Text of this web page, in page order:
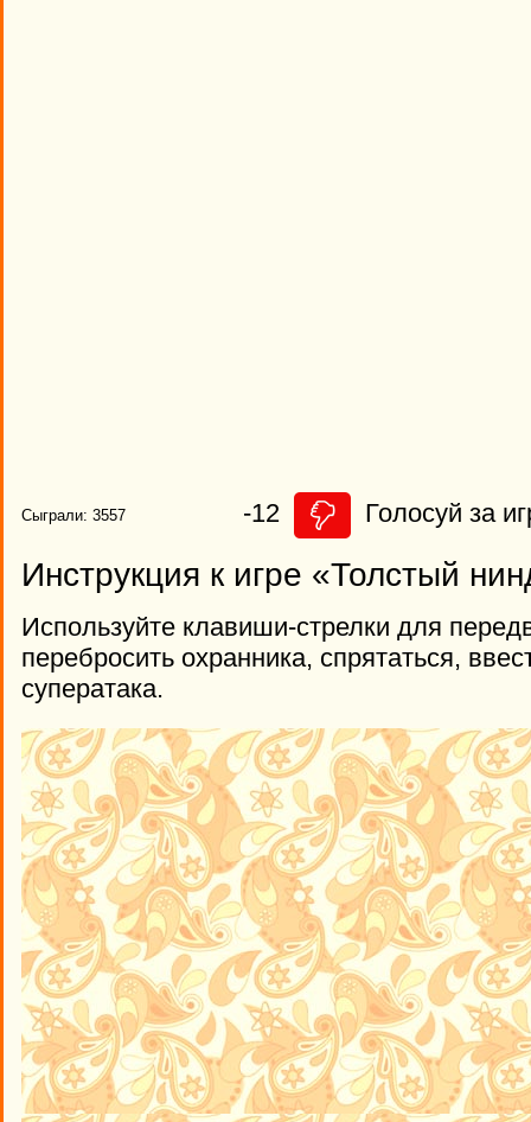
Сыграли: 3557 -12 Голосуй за
Инструкция к игре «Толстый
Используйте клавиши-стрелки для
перебросить охранника, спрятаться,
суператака.